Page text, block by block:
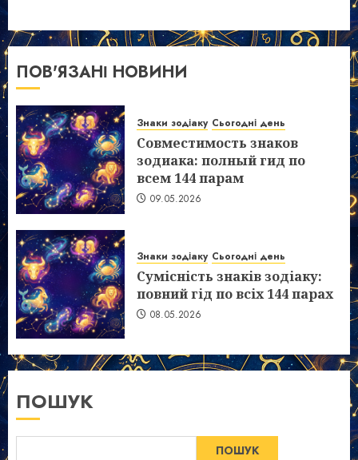
ПОВ'ЯЗАНІ НОВИНИ
Знаки зодіаку Сьогодні день
Совместимость знаков
зодиака: полный гид по
всем 144 парам
09.05.2026
Знаки зодіаку Сьогодні день
Сумісність знаків зодіаку:
повний гід по всіх 144 парах
08.05.2026
ПОШУК
ПОШУК